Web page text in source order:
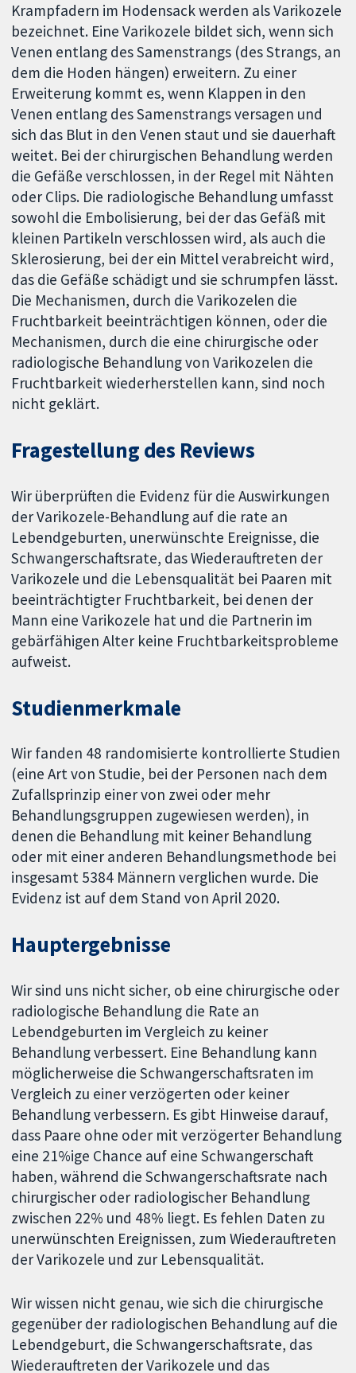
Krampfadern im Hodensack werden als Varikozele
bezeichnet. Eine Varikozele bildet sich, wenn sich
Venen entlang des Samenstrangs (des Strangs, an
dem die Hoden hängen) erweitern. Zu einer
Erweiterung kommt es, wenn Klappen in den
Venen entlang des Samenstrangs versagen und
sich das Blut in den Venen staut und sie dauerhaft
weitet. Bei der chirurgischen Behandlung werden
die Gefäße verschlossen, in der Regel mit Nähten
oder Clips. Die radiologische Behandlung umfasst
sowohl die Embolisierung, bei der das Gefäß mit
kleinen Partikeln verschlossen wird, als auch die
Sklerosierung, bei der ein Mittel verabreicht wird,
das die Gefäße schädigt und sie schrumpfen lässt.
Die Mechanismen, durch die Varikozelen die
Fruchtbarkeit beeinträchtigen können, oder die
Mechanismen, durch die eine chirurgische oder
radiologische Behandlung von Varikozelen die
Fruchtbarkeit wiederherstellen kann, sind noch
nicht geklärt.
Fragestellung des Reviews
Wir überprüften die Evidenz für die Auswirkungen
der Varikozele-Behandlung auf die rate an
Lebendgeburten, unerwünschte Ereignisse, die
Schwangerschaftsrate, das Wiederauftreten der
Varikozele und die Lebensqualität bei Paaren mit
beeinträchtigter Fruchtbarkeit, bei denen der
Mann eine Varikozele hat und die Partnerin im
gebärfähigen Alter keine Fruchtbarkeitsprobleme
aufweist.
Studienmerkmale
Wir fanden 48 randomisierte kontrollierte Studien
(eine Art von Studie, bei der Personen nach dem
Zufallsprinzip einer von zwei oder mehr
Behandlungsgruppen zugewiesen werden), in
denen die Behandlung mit keiner Behandlung
oder mit einer anderen Behandlungsmethode bei
insgesamt 5384 Männern verglichen wurde. Die
Evidenz ist auf dem Stand von April 2020.
Hauptergebnisse
Wir sind uns nicht sicher, ob eine chirurgische oder
radiologische Behandlung die Rate an
Lebendgeburten im Vergleich zu keiner
Behandlung verbessert. Eine Behandlung kann
möglicherweise die Schwangerschaftsraten im
Vergleich zu einer verzögerten oder keiner
Behandlung verbessern. Es gibt Hinweise darauf,
dass Paare ohne oder mit verzögerter Behandlung
eine 21%ige Chance auf eine Schwangerschaft
haben, während die Schwangerschaftsrate nach
chirurgischer oder radiologischer Behandlung
zwischen 22% und 48% liegt. Es fehlen Daten zu
unerwünschten Ereignissen, zum Wiederauftreten
der Varikozele und zur Lebensqualität.
Wir wissen nicht genau, wie sich die chirurgische
gegenüber der radiologischen Behandlung auf die
Lebendgeburt, die Schwangerschaftsrate, das
Wiederauftreten der Varikozele und das